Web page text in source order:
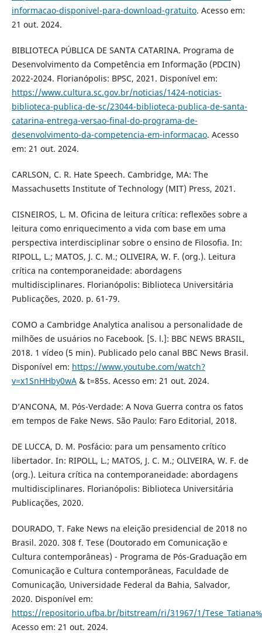
informacao-disponivel-para-download-gratuito. Acesso em:
21 out. 2024.
BIBLIOTECA PÚBLICA DE SANTA CATARINA. Programa de
Desenvolvimento da Competência em Informação (PDCIN)
2022-2024. Florianópolis: BPSC, 2021. Disponível em:
https://www.cultura.sc.gov.br/noticias/1424-noticias-
biblioteca-publica-de-sc/23044-biblioteca-publica-de-santa-
catarina-entrega-versao-final-do-programa-de-
desenvolvimento-da-competencia-em-informacao. Acesso
em: 21 out. 2024.
CARLSON, C. R. Hate Speech. Cambridge, MA: The
Massachusetts Institute of Technology (MIT) Press, 2021.
CISNEIROS, L. M. Oficina de leitura crítica: reflexões sobre a
leitura como enriquecimento a vida com base em uma
perspectiva interdisciplinar sobre o ensino de Filosofia. In:
RIPOLL, L.; MATOS, J. C. M.; OLIVEIRA, W. F. (org.). Leitura
crítica na contemporaneidade: abordagens
multidisciplinares. Florianópolis: Biblioteca Universitária
Publicações, 2020. p. 61-79.
COMO a Cambridge Analytica analisou a personalidade de
milhões de usuários no Facebook. [S. l.]: BBC NEWS BRASIL,
2018. 1 vídeo (5 min). Publicado pelo canal BBC News Brasil.
Disponível em: https://www.youtube.com/watch?
v=x1SnHHby0wA& t=85s. Acesso em: 21 out. 2024.
D’ANCONA, M. Pós-Verdade: A Nova Guerra contra os fatos
em tempos de Fake News. São Paulo: Faro Editorial, 2018.
DE LUCCA, D. M. Posfácio: para um pensamento crítico
libertador. In: RIPOLL, L.; MATOS, J. C. M.; OLIVEIRA, W. F. de
(org.). Leitura crítica na contemporaneidade: abordagens
multidisciplinares. Florianópolis: Biblioteca Universitária
Publicações, 2020.
DOURADO, T. Fake News na eleição presidencial de 2018 no
Brasil. 2020. 308 f. Tese (Doutorado em Comunicação e
Cultura contemporâneas) - Programa de Pós-Graduação em
Comunicação e Cultura contemporâneas, Faculdade de
Comunicação, Universidade Federal da Bahia, Salvador,
2020. Disponível em:
https://repositorio.ufba.br/bitstream/ri/31967/1/
Acesso em: 21 out. 2024.